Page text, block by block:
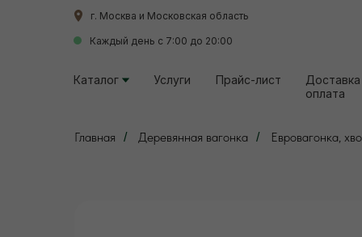
г. Москва и Московская область
оплата
Прайс-лист
Услуги
Каталог
Каждый день с 7:00 до 20:00
г. Москва и Московская область
оплата
Прайс-лист
Услуги
Каталог
Каждый день с 7:00 до 20:00
Главная / Деревянная вагонка / Евровагонка,